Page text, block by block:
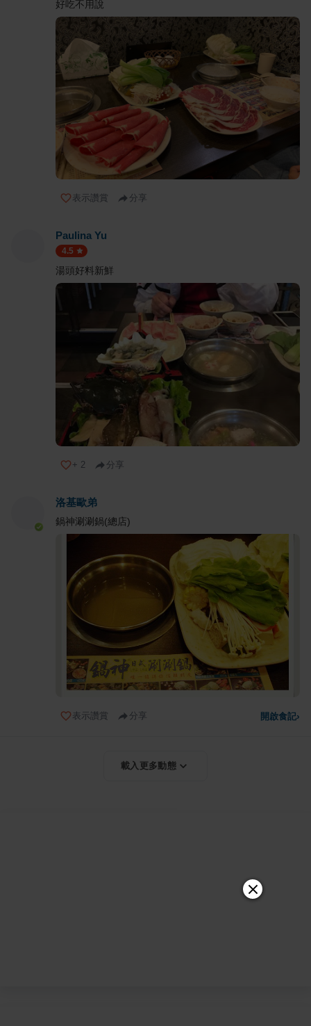
好吃不用說
表示讚賞 分享
Paulina Yu
4.5
湯頭好料新鮮
+ 2 分享
洛基歐弟
鍋神涮涮鍋(總店)
表示讚賞 分享 開啟食記›
載入更多動態